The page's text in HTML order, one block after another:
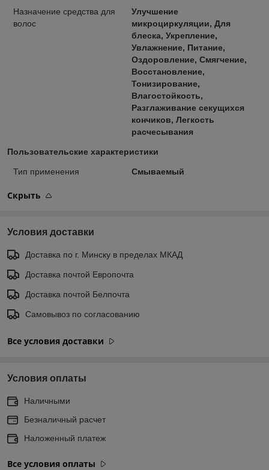
Назначение средства для
волос
Улучшение
микроциркуляции, Для
блеска, Укрепление,
Увлажнение, Питание,
Оздоровление, Смягчение,
Восстановление,
Тонизирование,
Влагостойкость,
Разглаживание секущихся
кончиков, Легкость
расчесывания
Пользовательские характеристики
Тип применения Смываемый
Скрыть
Условия доставки
Доставка по г. Минску в пределах МКАД
Доставка почтой Европочта
Доставка почтой Белпочта
Самовывоз по согласованию
Все условия доставки
Условия оплаты
Наличными
Безналичный расчет
Наложенный платеж
Все условия оплаты